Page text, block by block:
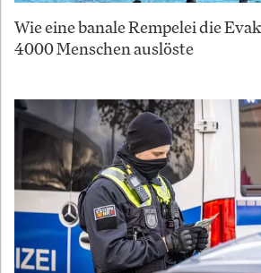
Wie eine banale Rempelei die
4000 Menschen auslöste